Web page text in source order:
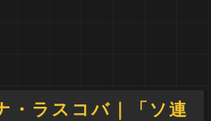
・ラスコバ｜「ソ連